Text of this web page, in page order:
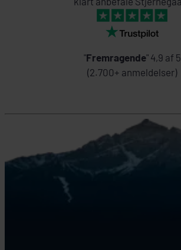
"Fremragende" 4,9 af 5
(2.700+ anmeldelser)